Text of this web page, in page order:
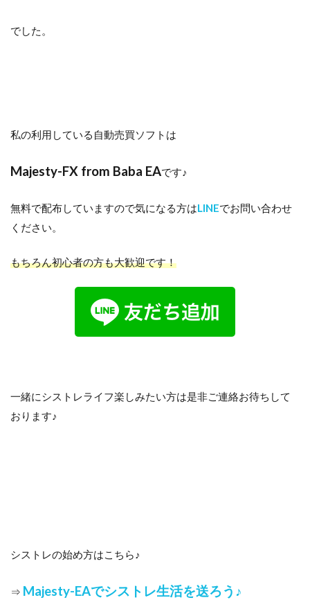
でした。
私の利用している自動売買ソフトは
Majesty-FX from Baba EAです♪
無料で配布していますので気になる方はLINEでお問い合わせ
ください。
もちろん初心者の方も大歓迎です！
一緒にシストレライフ楽しみたい方は是非ご連絡お待ちして
おります♪
シストレの始め方はこちら♪
⇒ Majesty-EAでシストレ生活を送ろう♪